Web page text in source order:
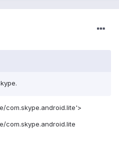
com.skype.android.lite'>
com.skype.android.lite